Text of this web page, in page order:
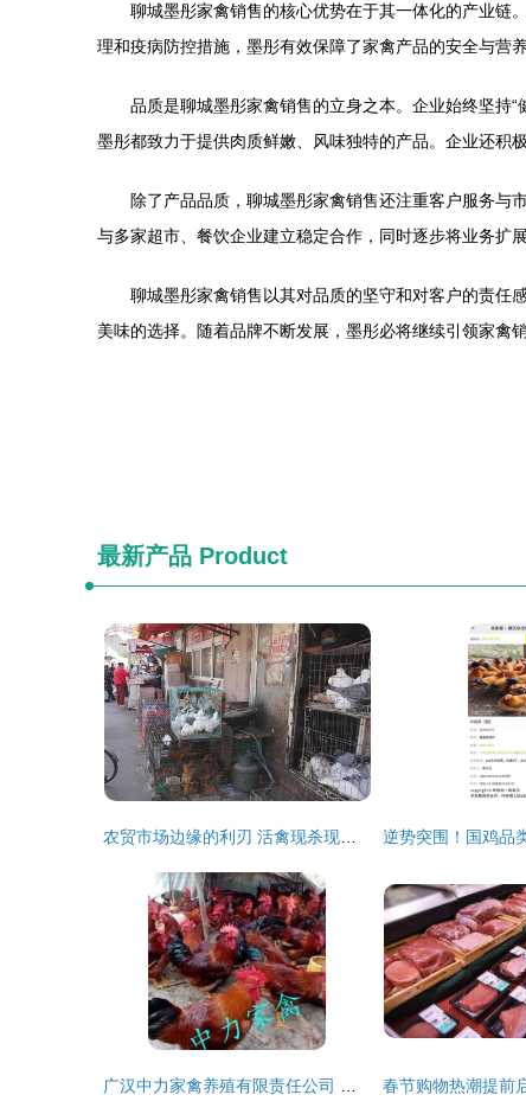
聊城墨彤家禽销售的核心优势在于其一体化的产业链
理和疫病防控措施，墨彤有效保障了家禽产品的安全与营
品质是聊城墨彤家禽销售的立身之本。企业始终坚持
墨彤都致力于提供肉质鲜嫩、风味独特的产品。企业还积
除了产品品质，聊城墨彤家禽销售还注重客户服务与
与多家超市、餐饮企业建立稳定合作，同时逐步将业务扩
聊城墨彤家禽销售以其对品质的坚守和对客户的责任
美味的选择。随着品牌不断发展，墨彤必将继续引领家禽
最新产品 Product